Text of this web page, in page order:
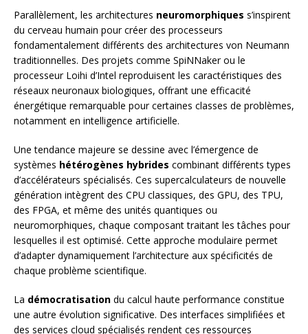
Parallèlement, les architectures neuromorphiques s’inspirent
du cerveau humain pour créer des processeurs
fondamentalement différents des architectures von Neumann
traditionnelles. Des projets comme SpiNNaker ou le
processeur Loihi d’Intel reproduisent les caractéristiques des
réseaux neuronaux biologiques, offrant une efficacité
énergétique remarquable pour certaines classes de problèmes,
notamment en intelligence artificielle.
Une tendance majeure se dessine avec l’émergence de
systèmes hétérogènes hybrides combinant différents types
d’accélérateurs spécialisés. Ces supercalculateurs de nouvelle
génération intègrent des CPU classiques, des GPU, des TPU,
des FPGA, et même des unités quantiques ou
neuromorphiques, chaque composant traitant les tâches pour
lesquelles il est optimisé. Cette approche modulaire permet
d’adapter dynamiquement l’architecture aux spécificités de
chaque problème scientifique.
La démocratisation du calcul haute performance constitue
une autre évolution significative. Des interfaces simplifiées et
des services cloud spécialisés rendent ces ressources